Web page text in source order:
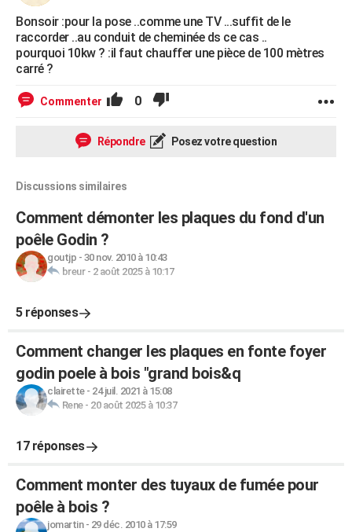
Bonsoir :pour la pose ..comme une TV ...suffit de le
raccorder ..au conduit de cheminée ds ce cas ..
pourquoi 10kw ? :il faut chauffer une pièce de 100 mètres
carré ?
Commenter 0
Répondre Posez votre question
Discussions similaires
Comment démonter les plaques du fond d'un
poêle Godin ?
goutjp - 30 nov. 2010 à 10:43
breur- 2 août 2025 à 10:17
5 réponses
Comment changer les plaques en fonte foyer
godin poele à bois "grand bois&q
clairette- 24 juil. 2021 à 15:08
Rene- 20 août 2025 à 10:37
17 réponses
Comment monter des tuyaux de fumée pour
poêle à bois ?
jomartin- 29 déc. 2010 à 17:59